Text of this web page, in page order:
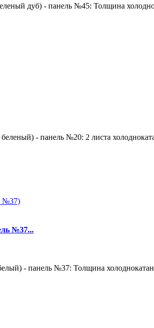
дуб) - панель №45: Толщина
- панель №20: 2 листа
№37...
- панель №37: Толщина